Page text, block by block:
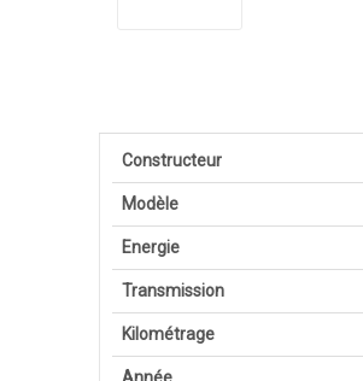
Constructeur
Modèle
Energie
Transmission
Kilométrage